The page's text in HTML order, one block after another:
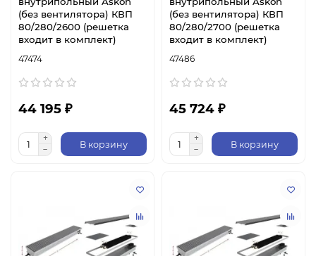
(без вентилятора) КВП
80/280/2600 (решетка
входит в комплект)
47474
44 195 ₽
В корзину
(без вентилятора) КВП
80/280/2700 (решетка
входит в комплект)
47486
45 724 ₽
В корзину